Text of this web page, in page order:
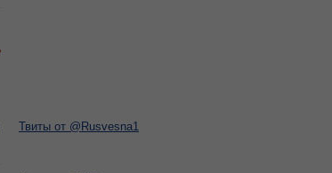
Твиты от @Rusvesna1